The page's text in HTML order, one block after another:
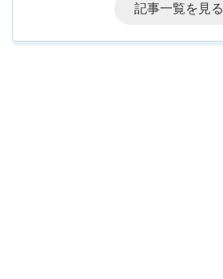
記事一覧を見る